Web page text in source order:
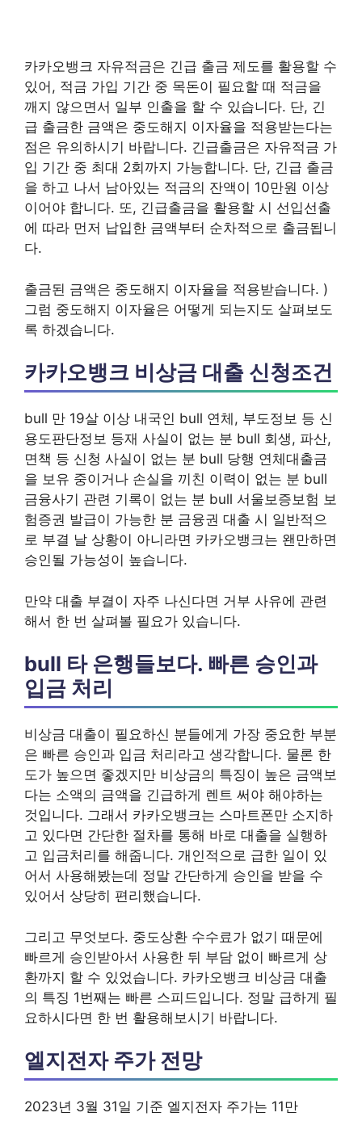
카카오뱅크 자유적금은 긴급 출금 제도를 활용할 수
있어, 적금 가입 기간 중 목돈이 필요할 때 적금을
깨지 않으면서 일부 인출을 할 수 있습니다. 단, 긴
급 출금한 금액은 중도해지 이자율을 적용받는다는
점은 유의하시기 바랍니다. 긴급출금은 자유적금 가
입 기간 중 최대 2회까지 가능합니다. 단, 긴급 출금
을 하고 나서 남아있는 적금의 잔액이 10만원 이상
이어야 합니다. 또, 긴급출금을 활용할 시 선입선출
에 따라 먼저 납입한 금액부터 순차적으로 출금됩니
다.
출금된 금액은 중도해지 이자율을 적용받습니다. )
그럼 중도해지 이자율은 어떻게 되는지도 살펴보도
록 하겠습니다.
카카오뱅크 비상금 대출 신청조건
bull 만 19살 이상 내국인 bull 연체, 부도정보 등 신
용도판단정보 등재 사실이 없는 분 bull 회생, 파산,
면책 등 신청 사실이 없는 분 bull 당행 연체대출금
을 보유 중이거나 손실을 끼친 이력이 없는 분 bull
금융사기 관련 기록이 없는 분 bull 서울보증보험 보
험증권 발급이 가능한 분 금융권 대출 시 일반적으
로 부결 날 상황이 아니라면 카카오뱅크는 왠만하면
승인될 가능성이 높습니다.
만약 대출 부결이 자주 나신다면 거부 사유에 관련
해서 한 번 살펴볼 필요가 있습니다.
bull 타 은행들보다. 빠른 승인과
입금 처리
비상금 대출이 필요하신 분들에게 가장 중요한 부분
은 빠른 승인과 입금 처리라고 생각합니다. 물론 한
도가 높으면 좋겠지만 비상금의 특징이 높은 금액보
다는 소액의 금액을 긴급하게 렌트 써야 해야하는
것입니다. 그래서 카카오뱅크는 스마트폰만 소지하
고 있다면 간단한 절차를 통해 바로 대출을 실행하
고 입금처리를 해줍니다. 개인적으로 급한 일이 있
어서 사용해봤는데 정말 간단하게 승인을 받을 수
있어서 상당히 편리했습니다.
그리고 무엇보다. 중도상환 수수료가 없기 때문에
빠르게 승인받아서 사용한 뒤 부담 없이 빠르게 상
환까지 할 수 있었습니다. 카카오뱅크 비상금 대출
의 특징 1번째는 빠른 스피드입니다. 정말 급하게 필
요하시다면 한 번 활용해보시기 바랍니다.
엘지전자 주가 전망
2023년 3월 31일 기준 엘지전자 주가는 11만